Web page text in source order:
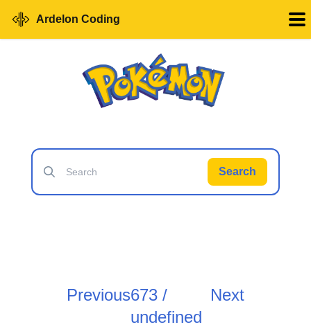
Ardelon Coding
Search
Previous673 /
undefined
Next